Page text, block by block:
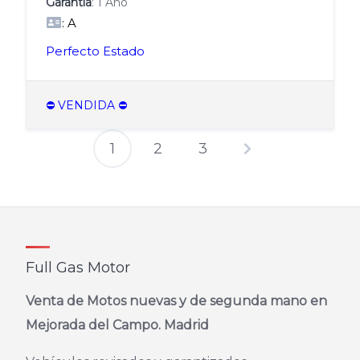
: A
Perfecto Estado
⛔️ VENDIDA ⛔️
Paginación
1 2 3
Full Gas Motor
Venta de Motos nuevas y de segunda mano en
Mejorada del Campo. Madrid